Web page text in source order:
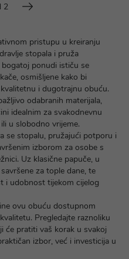
2
pristupu u kreiranju
stopala i pruža
ponudi ističu se
osmišljene kako bi
i dugotrajnu obuću.
odabranih materijala,
idealnim za svakodnevnu
u slobodno vrijeme.
se stopalu, pružajući potporu i
izborom za osobe s
Uz klasične papuče, u
savršene za tople dane, te
i udobnost tijekom cijelog
ovu obuću dostupnom
Pregledajte raznoliku
će pratiti vaš korak u svakoj
izbor, već i investicija u